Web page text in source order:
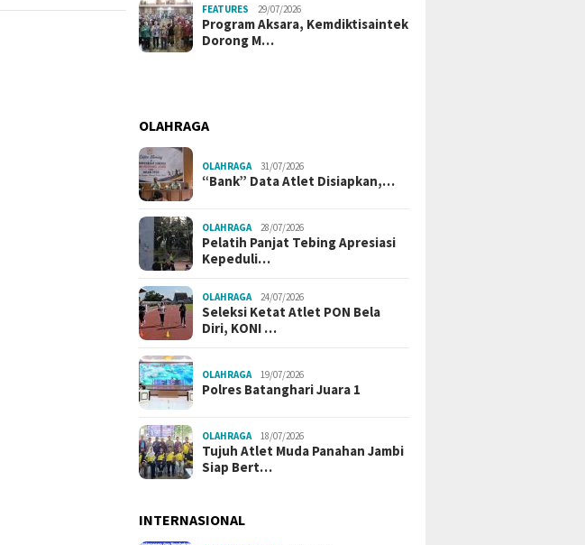
FEATURES 29/07/2026
Program Aksara, Kemdiktisaintek
Dorong M…
OLAHRAGA
OLAHRAGA 31/07/2026
“Bank” Data Atlet Disiapkan,…
OLAHRAGA 28/07/2026
Pelatih Panjat Tebing Apresiasi
Kepeduli…
OLAHRAGA 24/07/2026
Seleksi Ketat Atlet PON Bela
Diri, KONI …
OLAHRAGA 19/07/2026
Polres Batanghari Juara 1
OLAHRAGA 18/07/2026
Tujuh Atlet Muda Panahan Jambi
Siap Bert…
INTERNASIONAL